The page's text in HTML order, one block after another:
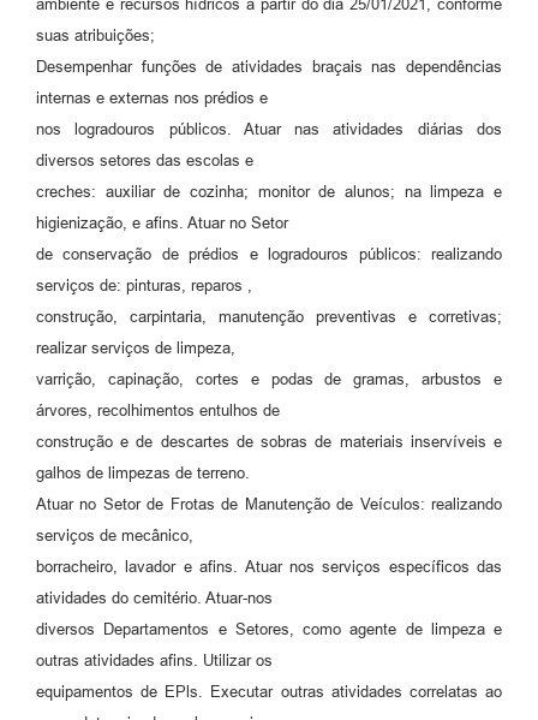
ambiente e recursos hídricos á partir do dia 25/01/2021, conforme
suas atribuições;
Desempenhar funções de atividades braçais nas dependências
internas e externas nos prédios e
nos logradouros públicos. Atuar nas atividades diárias dos
diversos setores das escolas e
creches: auxiliar de cozinha; monitor de alunos; na limpeza e
higienização, e afins. Atuar no Setor
de conservação de prédios e logradouros públicos: realizando
serviços de: pinturas, reparos ,
construção, carpintaria, manutenção preventivas e corretivas;
realizar serviços de limpeza,
varrição, capinação, cortes e podas de gramas, arbustos e
árvores, recolhimentos entulhos de
construção e de descartes de sobras de materiais inservíveis e
galhos de limpezas de terreno.
Atuar no Setor de Frotas de Manutenção de Veículos: realizando
serviços de mecânico,
borracheiro, lavador e afins. Atuar nos serviços específicos das
atividades do cemitério. Atuar-nos
diversos Departamentos e Setores, como agente de limpeza e
outras atividades afins. Utilizar os
equipamentos de EPls. Executar outras atividades correlatas ao